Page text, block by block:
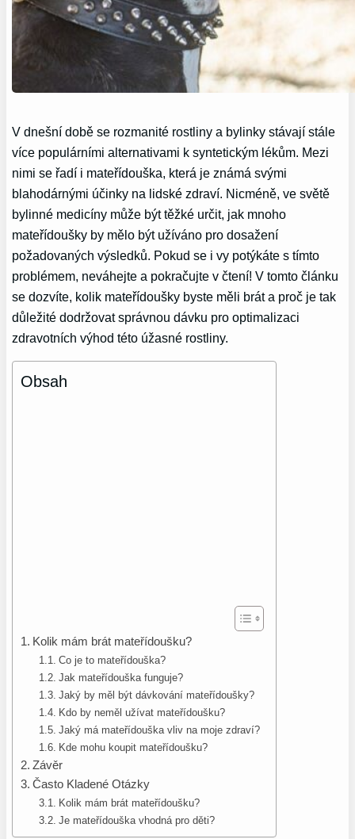
V dnešní době se rozmanité rostliny a bylinky stávají stále
více populárními alternativami k syntetickým lékům. Mezi
nimi se řadí i mateřídouška, která je známá svými
blahodárnými účinky na lidské zdraví. Nicméně, ve světě
bylinné medicíny může být těžké určit, jak mnoho
mateřídoušky by mělo být užíváno pro dosažení
požadovaných výsledků. Pokud se i vy potýkáte s tímto
problémem, neváhejte a pokračujte v čtení! V tomto článku
se dozvíte, kolik mateřídoušky byste měli brát a proč je tak
důležité dodržovat správnou dávku pro optimalizaci
zdravotních výhod této úžasné rostliny.
Obsah
Kolik mám brát mateřídoušku?
Co je to mateřídouška?
Jak mateřídouška funguje?
Jaký by měl být dávkování mateřídoušky?
Kdo by neměl užívat mateřídoušku?
Jaký má mateřídouška vliv na moje zdraví?
Kde mohu koupit mateřídoušku?
Závěr
Často Kladené Otázky
Kolik mám brát mateřídoušku?
Je mateřídouška vhodná pro děti?